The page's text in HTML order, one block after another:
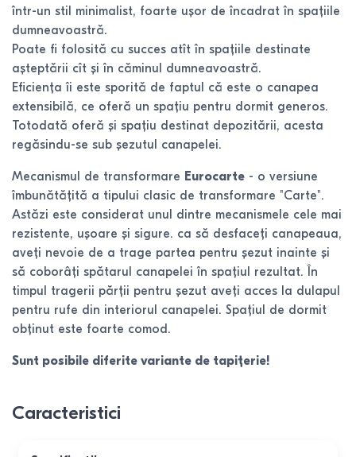
într-un stil minimalist, foarte ușor de încadrat în spațiile
dumneavoastră.
Poate fi folosită cu succes atît în spațiile destinate
așteptării cît și în căminul dumneavoastră.
Eficiența îi este sporită de faptul că este o canapea
extensibilă, ce oferă un spațiu pentru dormit generos.
Totodată oferă și spațiu destinat depozitării, acesta
regăsindu-se sub șezutul canapelei.
Mecanismul de transformare Eurocarte - o versiune
îmbunătățită a tipului clasic de transformare "Carte".
Astăzi este considerat unul dintre mecanismele cele mai
rezistente, ușoare și sigure. ca să desfaceți canapeaua,
aveți nevoie de a trage partea pentru șezut inainte și
să coborâți spătarul canapelei în spațiul rezultat. În
timpul tragerii părții pentru șezut aveți acces la dulapul
pentru rufe din interiorul canapelei. Spațiul de dormit
obținut este foarte comod.
Sunt posibile diferite variante de tapițerie!
Caracteristici